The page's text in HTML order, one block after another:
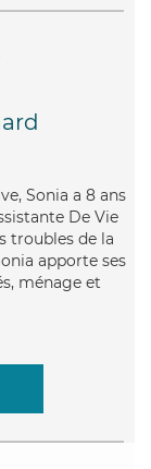
Sonia a 8 ans
De Vie
troubles de la
apporte ses
ménage et